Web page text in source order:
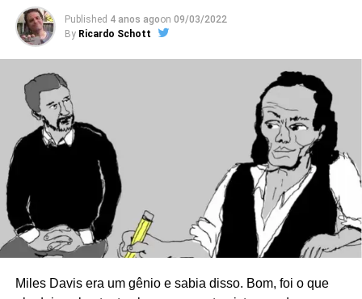
Fomos atrás para descobrir qual era a desse desenho e
descobrimos uma maravilha sexy-psicológica-surrealista
de dezoito minutos que está no YouTube (e que, como
tudo que está no YouTube, como foi o caso do filme
Som
alucinante, pode desaparecer de uma hora pra outra,
então pegue logo).
Published 4 anos agoon 09/03/2022
By Ricardo Schott
Miles Davis era um gênio e sabia disso. Bom, foi o que